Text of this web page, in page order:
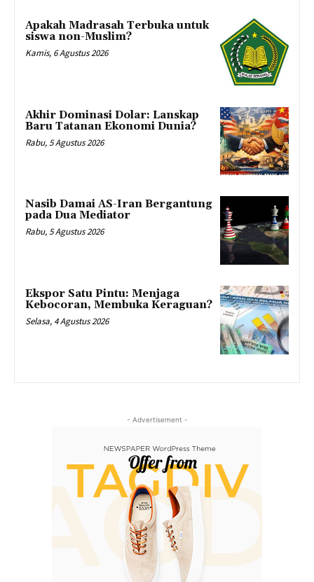
Apakah Madrasah Terbuka untuk
siswa non-Muslim?
Kamis, 6 Agustus 2026
Akhir Dominasi Dolar: Lanskap
Baru Tatanan Ekonomi Dunia?
Rabu, 5 Agustus 2026
Nasib Damai AS-Iran Bergantung
pada Dua Mediator
Rabu, 5 Agustus 2026
Ekspor Satu Pintu: Menjaga
Kebocoran, Membuka Keraguan?
Selasa, 4 Agustus 2026
- Advertisement -